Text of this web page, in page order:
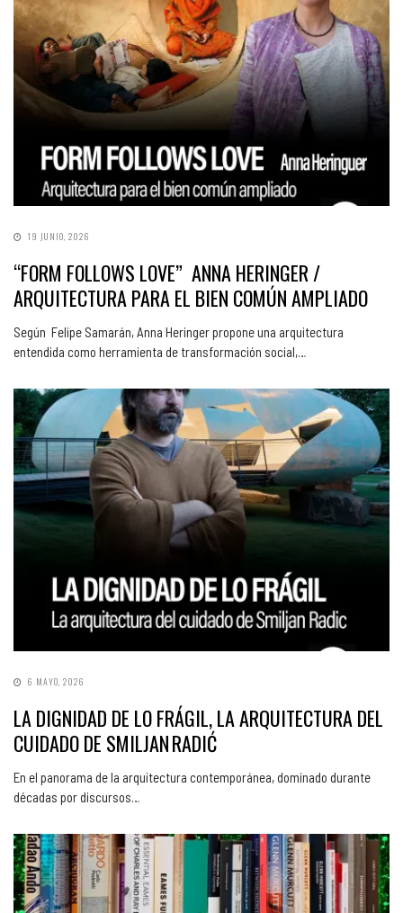
19 JUNIO, 2026
“FORM FOLLOWS LOVE” ANNA HERINGER /
ARQUITECTURA PARA EL BIEN COMÚN AMPLIADO
Según Felipe Samarán, Anna Heringer propone una arquitectura
entendida como herramienta de transformación social,…
6 MAYO, 2026
LA DIGNIDAD DE LO FRÁGIL, LA ARQUITECTURA DEL
CUIDADO DE SMILJAN RADIĆ
En el panorama de la arquitectura contemporánea, dominado durante
décadas por discursos…